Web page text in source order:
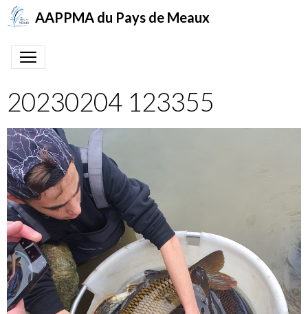
AAPPMA du Pays de Meaux
20230204 123355